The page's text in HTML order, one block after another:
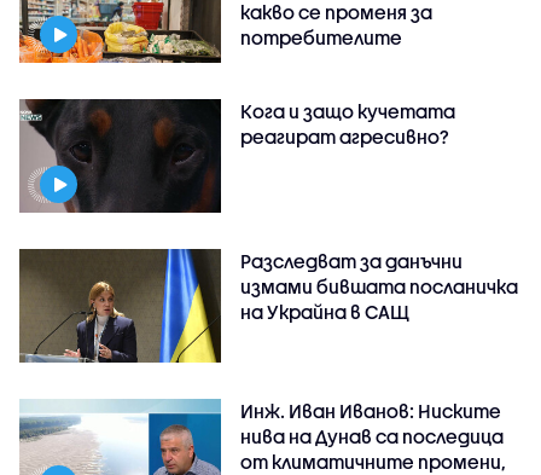
какво се променя за
потребителите
Кога и защо кучетата
реагират агресивно?
Разследват за данъчни
измами бившата посланичка
на Украйна в САЩ
Инж. Иван Иванов: Ниските
нива на Дунав са последица
от климатичните промени,